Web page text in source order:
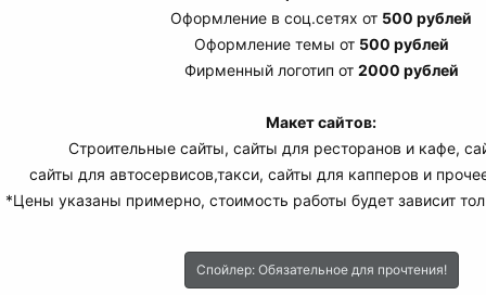
Оформление в соц.сетях от 500 рублей
Оформление темы от 500 рублей
Фирменный логотип от 2000 рублей
Макет сайтов:
Строительные сайты, сайты для ресторанов и кафе,
сайты для автосервисов,такси, сайты для капперов и
*Цены указаны примерно, стоимость работы будет зависит
Спойлер: Обязательное для прочтения!